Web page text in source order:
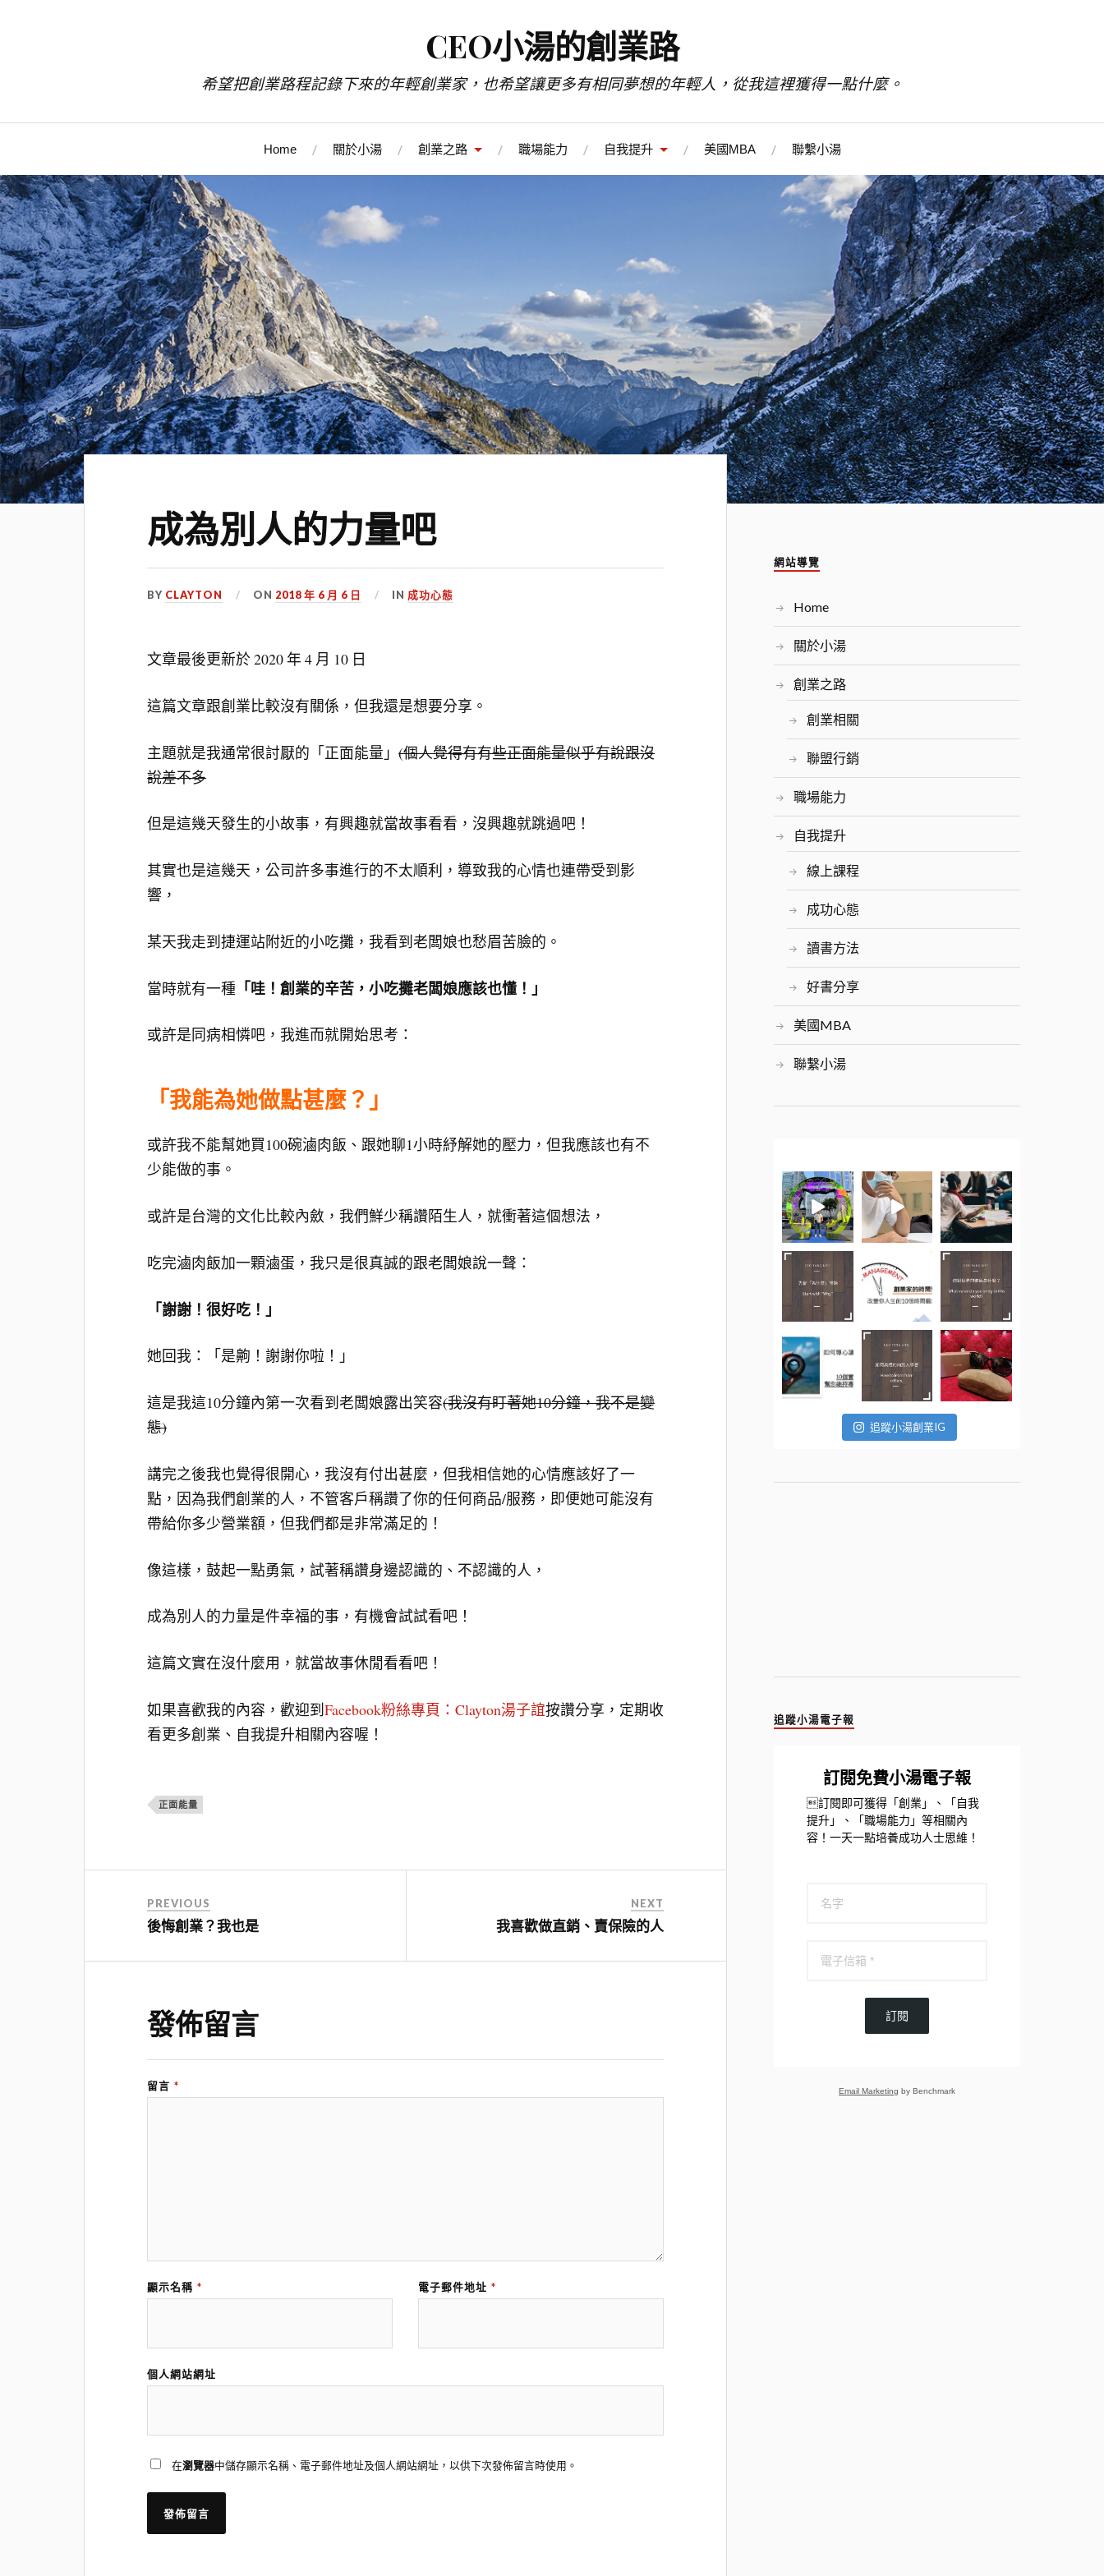
CEO小湯的創業路
希望把創業路程記錄下來的年輕創業家，也希望讓更多有相同夢想的年輕人，從我這裡獲得一點什麼。
Home 關於小湯 創業之路 職場能力 自我提升 美國MBA 聯繫小湯
成為別人的力量吧
BY CLAYTON ON 2018 年 6 月 6 日 IN 成功心態
文章最後更新於2020 年 4 月 10 日
這篇文章跟創業比較沒有關係，但我還是想要分享。
主題就是我通常很討厭的「正面能量」(個人覺得有有些正面能量似乎有說跟沒
說差不多
但是這幾天發生的小故事，有興趣就當故事看看，沒興趣就跳過吧！
其實也是這幾天，公司許多事進行的不太順利，導致我的心情也連帶受到影
響，
某天我走到捷運站附近的小吃攤，我看到老闆娘也愁眉苦臉的。
當時就有一種 「哇！創業的辛苦，小吃攤老闆娘應該也懂！」
或許是同病相憐吧，我進而就開始思考：
「我能為她做點甚麼？」
或許我不能幫她買100碗滷肉飯、跟她聊1小時紓解她的壓力，但我應該也有不
少能做的事。
或許是台灣的文化比較內斂，我們鮮少稱讚陌生人，就衝著這個想法，
吃完滷肉飯加一顆滷蛋，我只是很真誠的跟老闆娘說一聲：
「謝謝！很好吃！」
她回我：「是齁！謝謝你啦！」
這是我這10分鐘內第一次看到老闆娘露出笑容(我沒有盯著她10分鐘，我不是變
態)
講完之後我也覺得很開心，我沒有付出甚麼，但我相信她的心情應該好了一
點，因為我們創業的人，不管客戶稱讚了你的任何商品/服務，即便她可能沒有
帶給你多少營業額，但我們都是非常滿足的！
像這樣，鼓起一點勇氣，試著稱讚身邊認識的、不認識的人，
成為別人的力量是件幸福的事，有機會試試看吧！
這篇文實在沒什麼用，就當故事休閒看看吧！
如果喜歡我的內容，歡迎到Facebook粉絲專頁：Clayton湯子誼按讚分享，定期收
看更多創業、自我提升相關內容喔！
正面能量
PREVIOUS
後悔創業？我也是
NEXT
我喜歡做直銷、賣保險的人
發佈留言
留言 *
顯示名稱 * 電子郵件地址 *
個人網站網址
在瀏覽器中儲存顯示名稱、電子郵件地址及個人網站網址，以供下次發佈留言時使用。
網站導覽
Home
關於小湯
創業之路
創業相關
聯盟行銷
職場能力
自我提升
線上課程
成功心態
讀書方法
好書分享
美國MBA
聯繫小湯
追蹤小湯創業IG
追蹤小湯電子報
訂閱免費小湯電子報
訂閱即可獲得「創業」、「自我
提升」、「職場能力」等相關內
容！一天一點培養成功人士思維！
訂閱
Email Marketing by Benchmark